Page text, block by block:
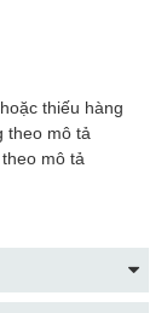
thiếu hàng
theo mô tả
mô tả